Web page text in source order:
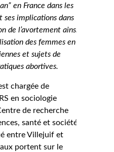
en France dans les
ses implications dans
de l’avortement ainsi
des femmes en
et sujets de
abortives.
chargée de
en sociologie
de recherche
santé et société
entre Villejuif et
portent sur le